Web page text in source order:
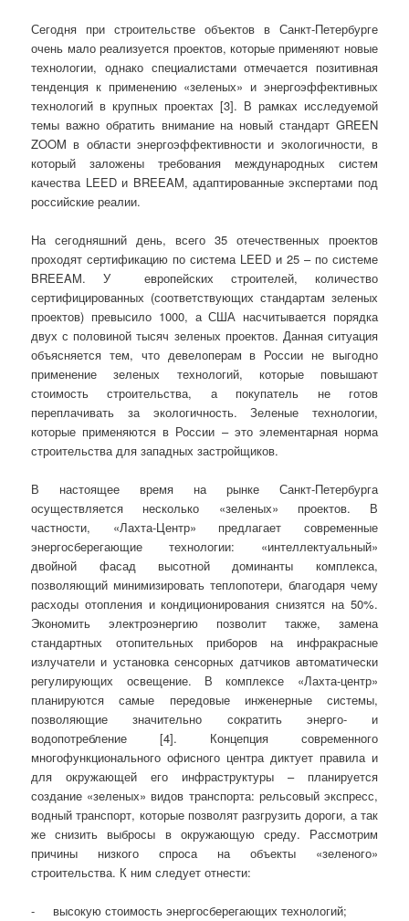
Сегодня при строительстве объектов в Санкт-Петербурге
очень мало реализуется проектов, которые применяют новые
технологии, однако специалистами отмечается позитивная
тенденция к применению «зеленых» и энергоэффективных
технологий в крупных проектах [3]. В рамках исследуемой
темы важно обратить внимание на новый стандарт GREEN
ZOOM в области энергоэффективности и экологичности, в
который заложены требования международных систем
качества LEED и BREEAM, адаптированные экспертами под
российские реалии.
На сегодняшний день, всего 35 отечественных проектов
проходят сертификацию по система LEED и 25 – по системе
BREEAM. У европейских строителей, количество
сертифицированных (соответствующих стандартам зеленых
проектов) превысило 1000, а США насчитывается порядка
двух с половиной тысяч зеленых проектов. Данная ситуация
объясняется тем, что девелоперам в России не выгодно
применение зеленых технологий, которые повышают
стоимость строительства, а покупатель не готов
переплачивать за экологичность. Зеленые технологии,
которые применяются в России – это элементарная норма
строительства для западных застройщиков.
В настоящее время на рынке Санкт-Петербурга
осуществляется несколько «зеленых» проектов. В
частности, «Лахта-Центр» предлагает современные
энергосберегающие технологии: «интеллектуальный»
двойной фасад высотной доминанты комплекса,
позволяющий минимизировать теплопотери, благодаря чему
расходы отопления и кондиционирования снизятся на 50%.
Экономить электроэнергию позволит также, замена
стандартных отопительных приборов на инфракрасные
излучатели и установка сенсорных датчиков автоматически
регулирующих освещение. В комплексе «Лахта-центр»
планируются самые передовые инженерные системы,
позволяющие значительно сократить энерго- и
водопотребление [4]. Концепция современного
многофункционального офисного центра диктует правила и
для окружающей его инфраструктуры – планируется
создание «зеленых» видов транспорта: рельсовый экспресс,
водный транспорт, которые позволят разгрузить дороги, а так
же снизить выбросы в окружающую среду. Рассмотрим
причины низкого спроса на объекты «зеленого»
строительства. К ним следует отнести:
- высокую стоимость энергосберегающих технологий;